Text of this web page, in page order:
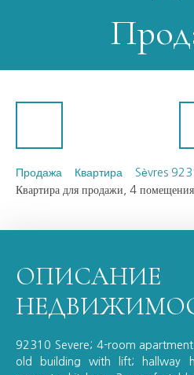
Продажа Квартира
Sèvres
Квартира для продажи, 4
ОПИСАНИЕ
92310 Severe; 4-room
old building with lift; hallway